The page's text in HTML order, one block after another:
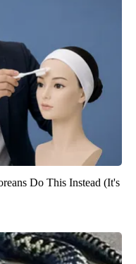
Do This Instead (It's